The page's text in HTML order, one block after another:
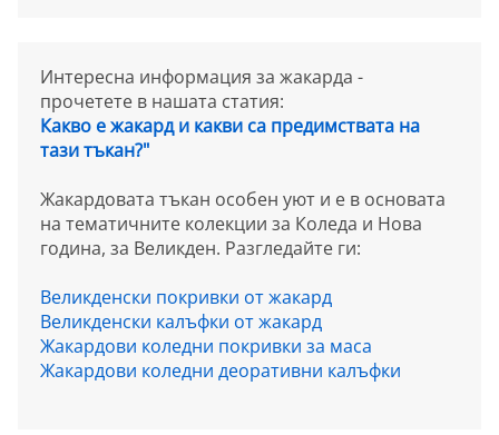
Интересна информация за жакарда -
прочетете в нашата статия:
Какво е жакард и какви са предимствата на
тази тъкан?"
Жакардовата тъкан особен уют и е в основата
на тематичните колекции за Коледа и Нова
година, за Великден. Разгледайте ги:
Великденски покривки от жакард
Великденски калъфки от жакард
Жакардови коледни покривки за маса
Жакардови коледни деоративни калъфки